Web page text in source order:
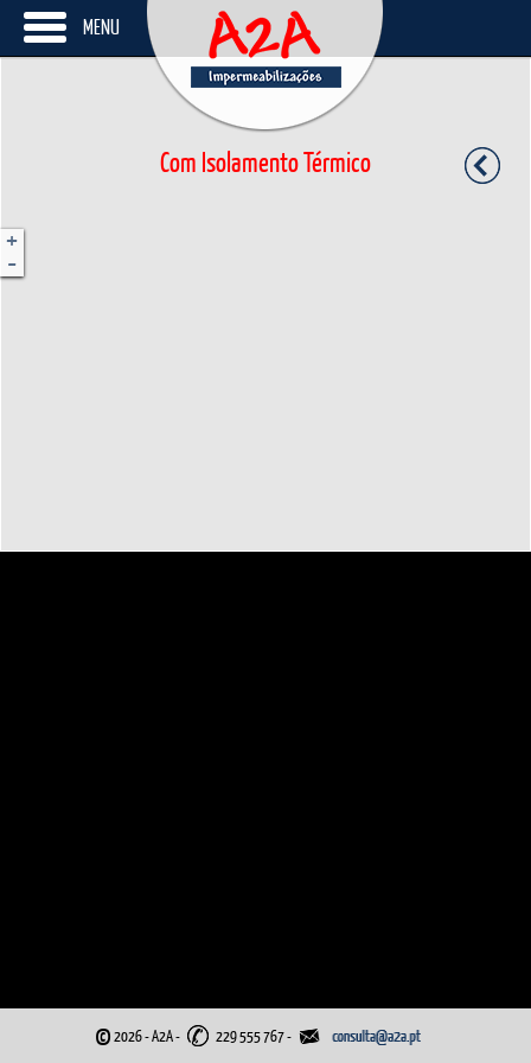
MENU
+
-
Com Isolamento Térmico
©2026 - A2A- 229 555 767 -